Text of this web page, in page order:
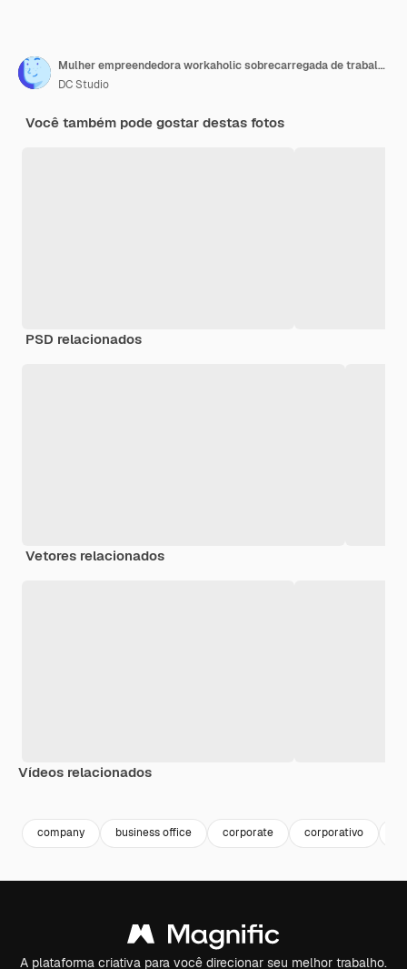
Mulher empreendedora workaholic sobrecarregada de trabalho exibindo gráficos de marketing usando tablet trabalhando demais na solução da empresa tarde da noite na sala de reuniões
DC Studio
Você também pode gostar destas fotos
PSD relacionados
Vetores relacionados
Vídeos relacionados
company business office corporate corporativo
A plataforma criativa para você direcionar seu melhor trabalho.